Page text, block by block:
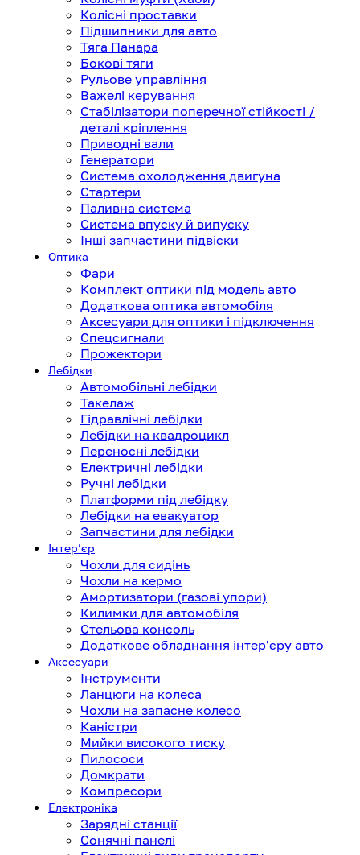
Колісні проставки
Підшипники для авто
Тяга Панара
Бокові тяги
Рульове управління
Важелі керування
Стабілізатори поперечної стійкості /
деталі кріплення
Приводні вали
Генератори
Система охолодження двигуна
Стартери
Паливна система
Система впуску й випуску
Інші запчастини підвіски
Оптика
Фари
Комплект оптики під модель авто
Додаткова оптика автомобіля
Аксесуари для оптики і підключення
Спецсигнали
Прожектори
Лебідки
Автомобільні лебідки
Такелаж
Гідравлічні лебідки
Лебідки на квадроцикл
Переносні лебідки
Електричні лебідки
Ручні лебідки
Платформи під лебідку
Лебідки на евакуатор
Запчастини для лебідки
Інтерʼєр
Чохли для сидінь
Чохли на кермо
Амортизатори (газові упори)
Килимки для автомобіля
Стельова консоль
Додаткове обладнання інтер'єру авто
Аксесуари
Інструменти
Ланцюги на колеса
Чохли на запасне колесо
Каністри
Мийки високого тиску
Пилососи
Домкрати
Компресори
Електроніка
Зарядні станції
Сонячні панелі